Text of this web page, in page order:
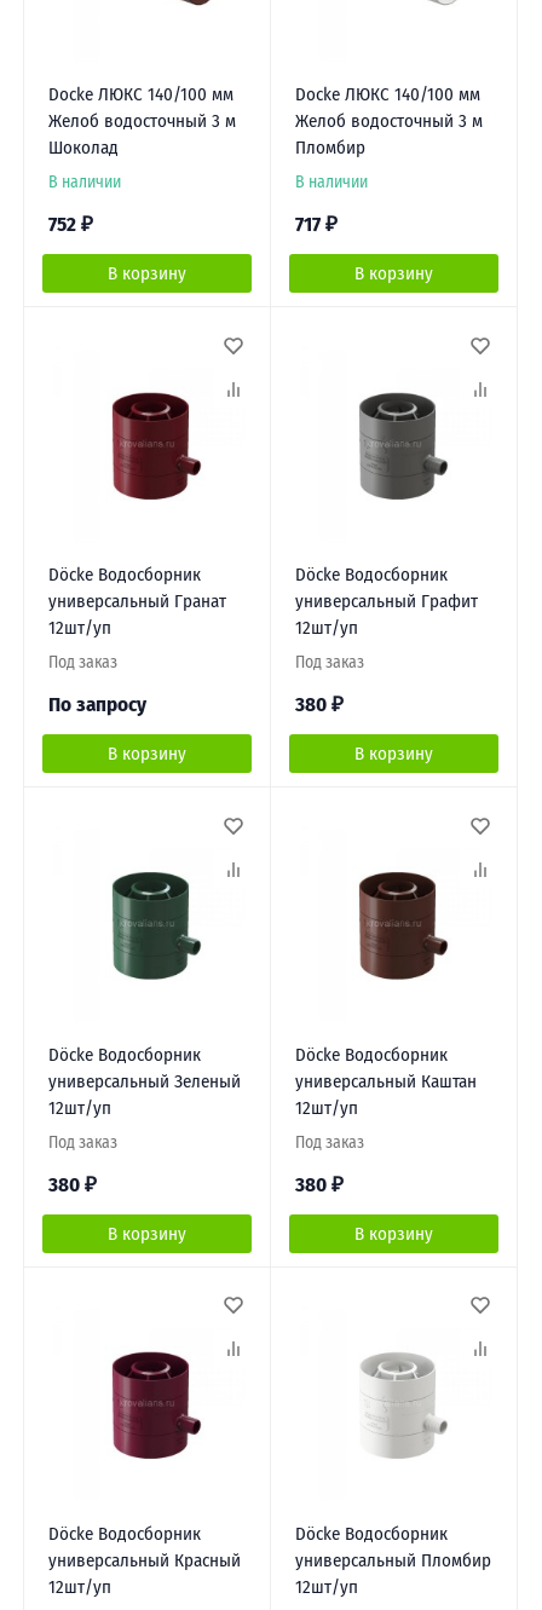
Docke ЛЮКС 140/100 мм
Желоб водосточный 3 м
Шоколад
В наличии
752 ₽
В корзину
Docke ЛЮКС 140/100 мм
Желоб водосточный 3 м
Пломбир
В наличии
717 ₽
В корзину
Döcke Водосборник
универсальный Гранат
12шт/уп
Под заказ
По запросу
В корзину
Döcke Водосборник
универсальный Графит
12шт/уп
Под заказ
380 ₽
В корзину
Döcke Водосборник
универсальный Зеленый
12шт/уп
Под заказ
380 ₽
В корзину
Döcke Водосборник
универсальный Каштан
12шт/уп
Под заказ
380 ₽
В корзину
Döcke Водосборник
универсальный Красный
12шт/уп
Döcke Водосборник
универсальный Пломбир
12шт/уп